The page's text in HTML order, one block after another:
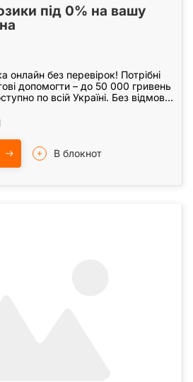
під 0% на вашу
онлайн без перевірок! Потрібні
допомогти – до 50 000 гривень
по всій Україні. Без відмов:
В блокнот